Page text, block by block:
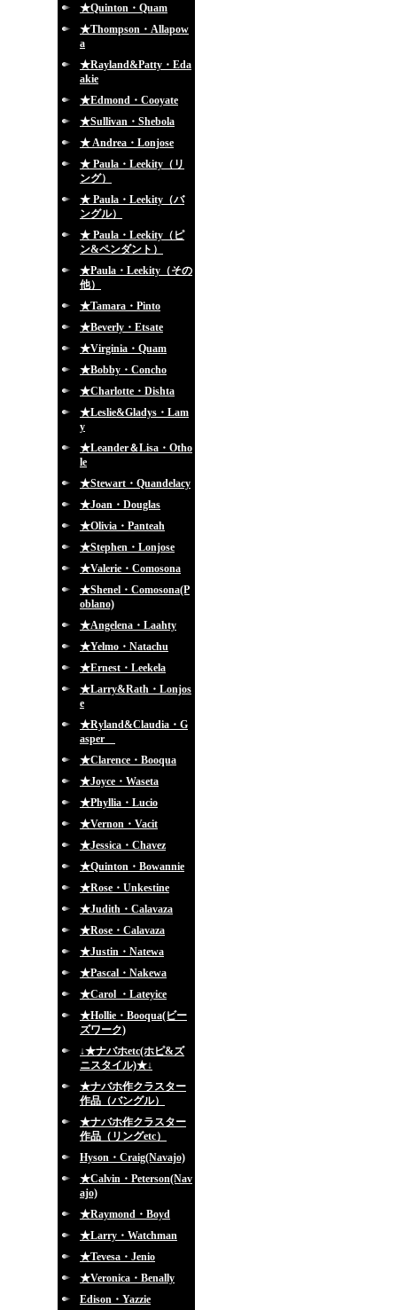
★Quinton・Quam
★Thompson・Allapow
a
★Rayland&Patty・Eda
akie
★Edmond・Cooyate
★Sullivan・Shebola
★ Andrea・Lonjose
★ Paula・Leekity（リ
ング）
★ Paula・Leekity（バ
ングル）
★ Paula・Leekity（ピ
ン&ペンダント）
★Paula・Leekity（その
他）
★Tamara・Pinto
★Beverly・Etsate
★Virginia・Quam
★Bobby・Concho
★Charlotte・Dishta
★Leslie&Gladys・Lam
y
★Leander＆Lisa・Otho
le
★Stewart・Quandelacy
★Joan・Douglas
★Olivia・Panteah
★Stephen・Lonjose
★Valerie・Comosona
★Shenel・Comosona(P
oblano)
★Angelena・Laahty
★Yelmo・Natachu
★Ernest・Leekela
★Larry&Rath・Lonjos
e
★Ryland&Claudia・G
asper
★Clarence・Booqua
★Joyce・Waseta
★Phyllia・Lucio
★Vernon・Vacit
★Jessica・Chavez
★Quinton・Bowannie
★Rose・Unkestine
★Judith・Calavaza
★Rose・Calavaza
★Justin・Natewa
★Pascal・Nakewa
★Carol ・Lateyice
★Hollie・Booqua(ビー
ズワーク)
↓★ナバホetc(ホピ&ズ
ニスタイル)★↓
★ナバホ作クラスター
作品（バングル）
★ナバホ作クラスター
作品（リングetc）
Hyson・Craig(Navajo)
★Calvin・Peterson(Nav
ajo)
★Raymond・Boyd
★Larry・Watchman
★Tevesa・Jenio
★Veronica・Benally
Edison・Yazzie